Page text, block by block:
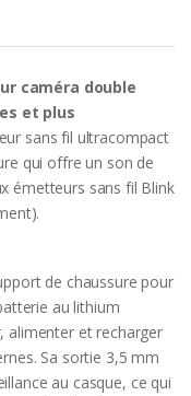
caméra double
et plus
sans fil ultracompact
qui offre un son de
émetteurs sans fil Blink
de chaussure pour
au lithium
alimenter et recharger
Sa sortie 3,5 mm
au casque, ce qui